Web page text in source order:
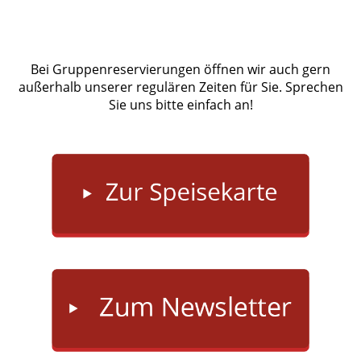
Bei Gruppenreservierungen öffnen wir auch gern
außer­halb unserer regulären Zeiten für Sie. Sprechen
Sie uns bitte einfach an!